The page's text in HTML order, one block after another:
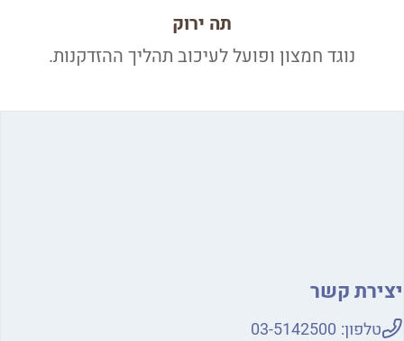
תה ירוק
נוגד חמצון ופועל לעיכוב תהליך ההזדקנות.
יצירת קשר
טלפון: 03-5142500